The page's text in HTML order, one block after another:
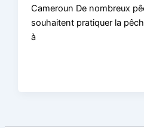
Cameroun De nombreux
souhaitent pratiquer la
à